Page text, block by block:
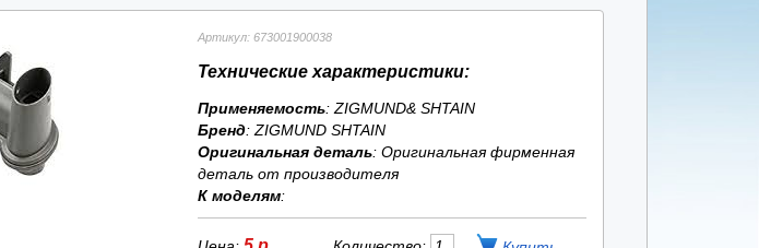
Артикул: 673001900038
Технические характеристики:
Применяемость: ZIGMUND& SHTAIN
Бренд: ZIGMUND SHTAIN
Оригинальная деталь: Оригинальная фирменная
деталь от производителя
К моделям: